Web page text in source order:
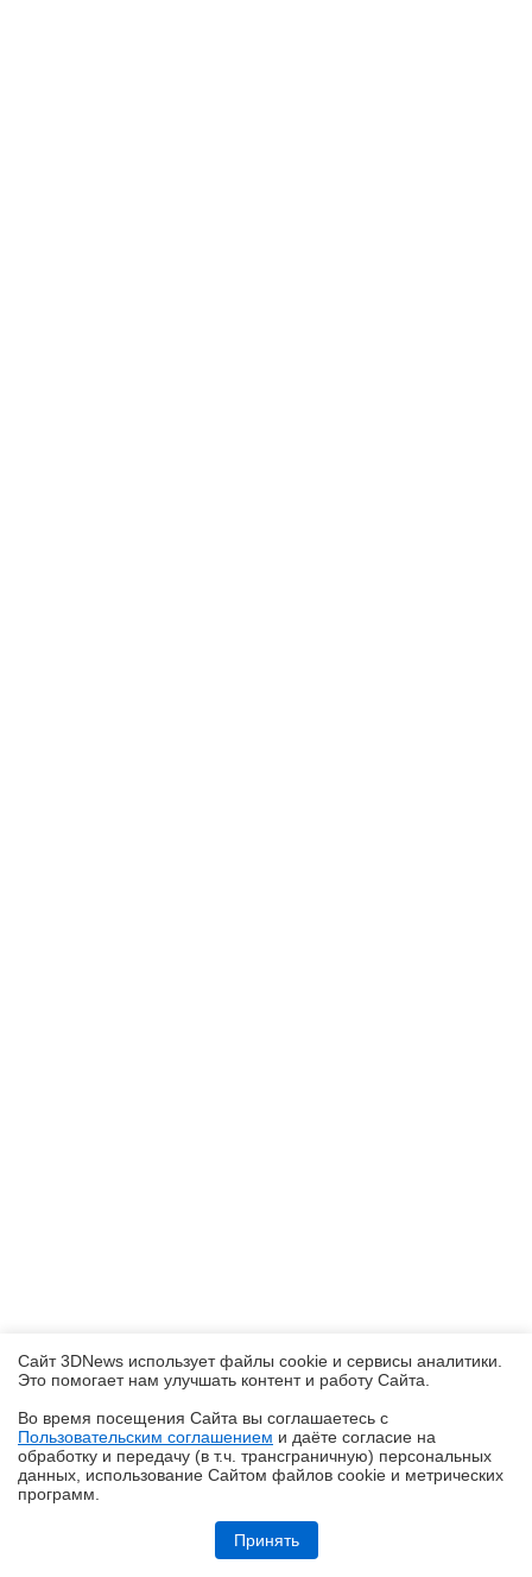
Обзор видеокарты Acer Nitro Radeon RX 9060 XT OC 8G: на что
Сайт 3DNews использует файлы cookie и сервисы аналитики.
Это помогает нам улучшать контент и работу Cайта.
Во время посещения Cайта вы соглашаетесь с
Пользовательским соглашением и даёте согласие на
обработку и передачу (в т.ч. трансграничную) персональных
данных, использование Cайтом файлов cookie и метрических
программ.
Принять